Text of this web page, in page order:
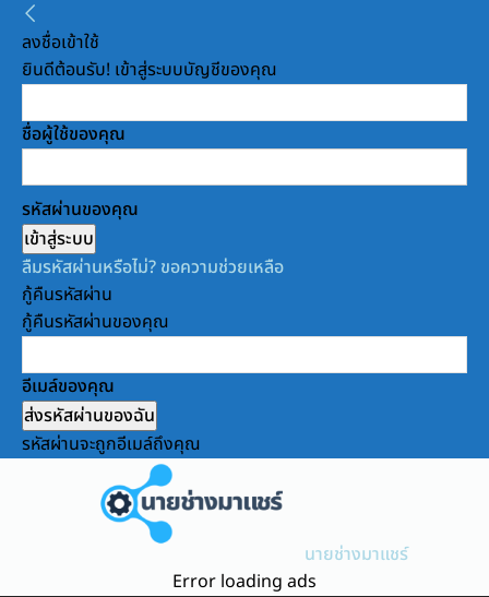
ลงชื่อเข้าใช้
ยินดีต้อนรับ! เข้าสู่ระบบบัญชีของคุณ
ชื่อผู้ใช้ของคุณ
รหัสผ่านของคุณ
ลืมรหัสผ่านหรือไม่? ขอความช่วยเหลือ
กู้คืนรหัสผ่าน
กู้คืนรหัสผ่านของคุณ
อีเมล์ของคุณ
รหัสผ่านจะถูกอีเมล์ถึงคุณ
นายช่างมาแชร์
Error loading ads